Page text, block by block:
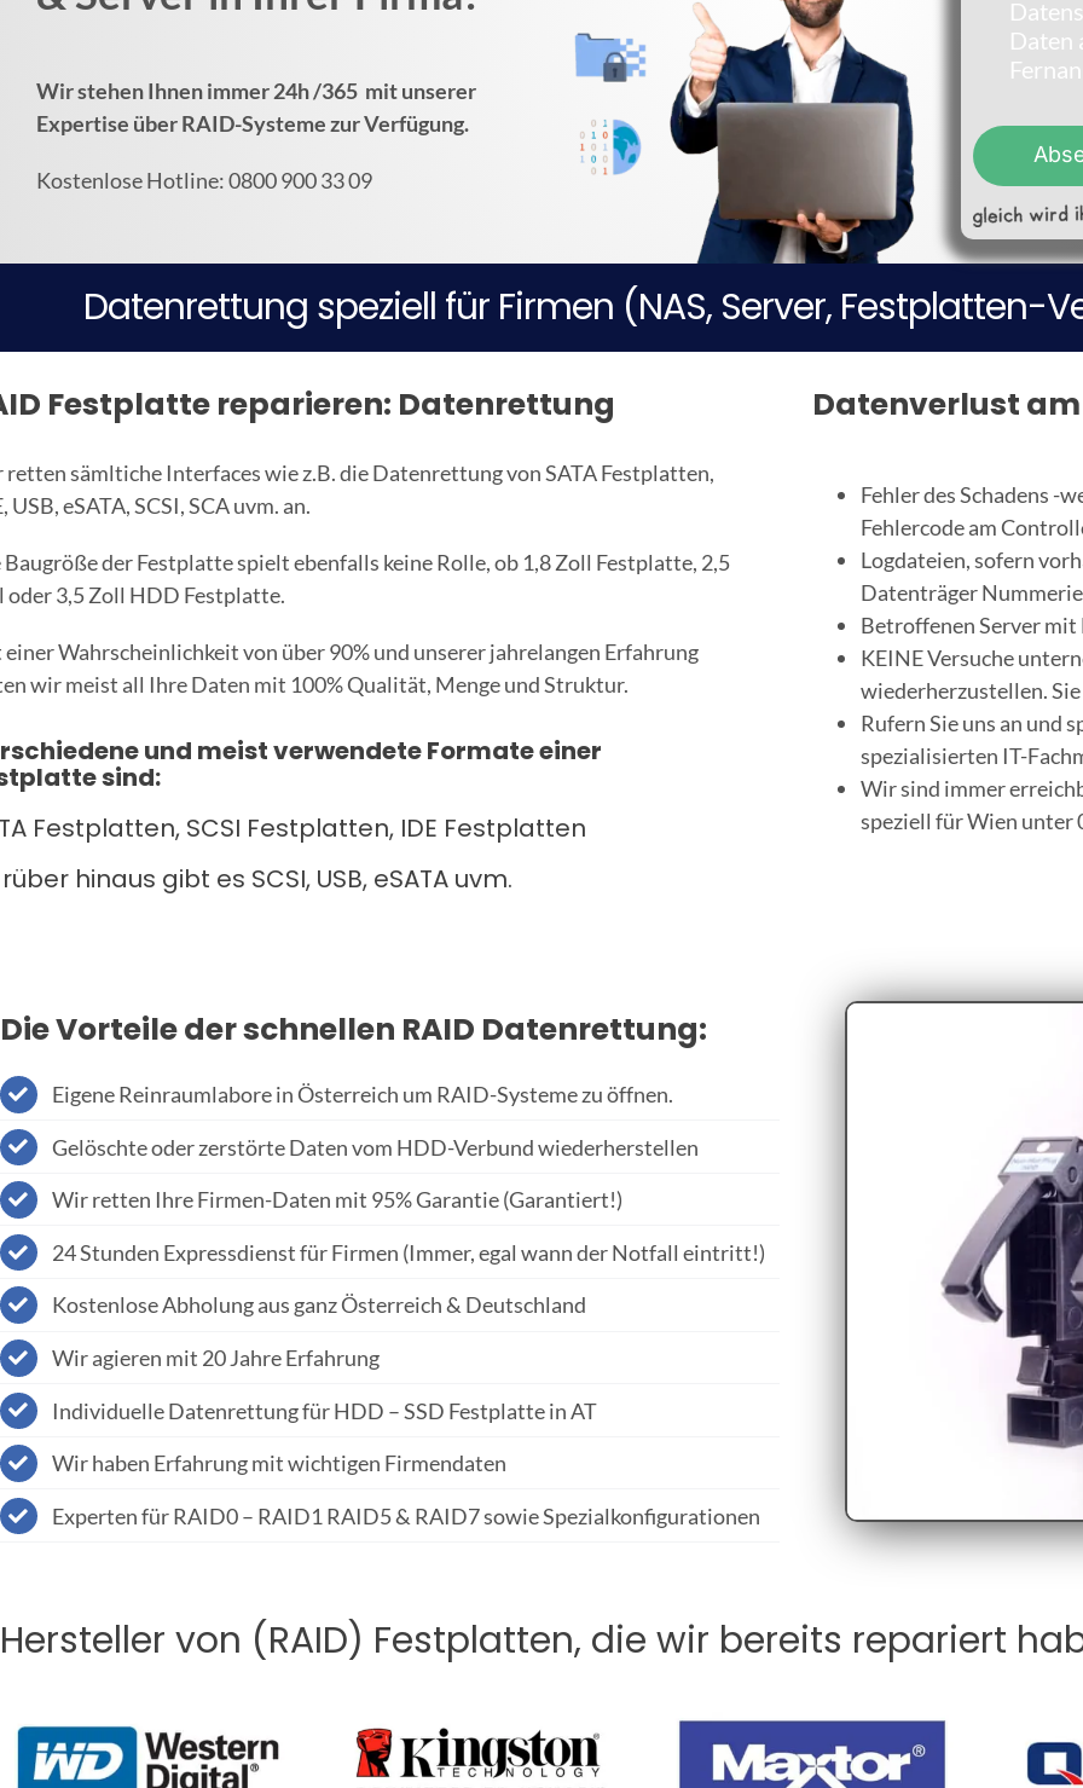
Wir stehen Ihnen immer 24h /365 mit unserer
Expertise über RAID-Systeme zur Verfügung.
Kostenlose Hotline: 0800 900 33 09
e
r
*
Daten
Datenrettung speziell für Firmen (NAS, Server, Festplatten-
Festplatte reparieren: Datenrettung
retten sämltiche Interfaces wie z.B. die Datenrettung von SATA Festplatten,
USB, eSATA, SCSI, SCA uvm. an.
der Festplatte spielt ebenfalls keine Rolle, ob 1,8 Zoll Festplatte, 2,5
oder 3,5 Zoll HDD Festplatte.
Wahrscheinlichkeit von über 90% und unserer jahrelangen Erfahrung
wir meist all Ihre Daten mit 100% Qualität, Menge und Struktur.
und meist verwendete Formate einer
sind:
Festplatten, SCSI Festplatten, IDE Festplatten
hinaus gibt es SCSI, USB, eSATA uvm.
Datenverlust am
Fehler des Schadens -
Fehlercode am
Logdateien, sofern
Datenträger
Betroffenen Server
KEINE Versuche
wiederherzustellen.
Rufern Sie uns an und
spezialisierten IT-
Wir sind immer
speziell für Wien unter
Die Vorteile der schnellen RAID Datenrettung:
Eigene Reinraumlabore in Österreich um RAID-Systeme zu öffnen.
Gelöschte oder zerstörte Daten vom HDD-Verbund wiederherstellen
Wir retten Ihre Firmen-Daten mit 95% Garantie (Garantiert!)
24 Stunden Expressdienst für Firmen (Immer, egal wann der Notfall eintritt!)
Kostenlose Abholung aus ganz Österreich & Deutschland
Wir agieren mit 20 Jahre Erfahrung
Individuelle Datenrettung für HDD – SSD Festplatte in AT
Wir haben Erfahrung mit wichtigen Firmendaten
Experten für RAID0 – RAID1 RAID5 & RAID7 sowie Spezialkonfigurationen
Hersteller von (RAID) Festplatten, die wir bereits repariert